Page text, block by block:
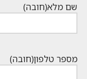
שם מלא(חובה)
מספר טלפון(חובה)